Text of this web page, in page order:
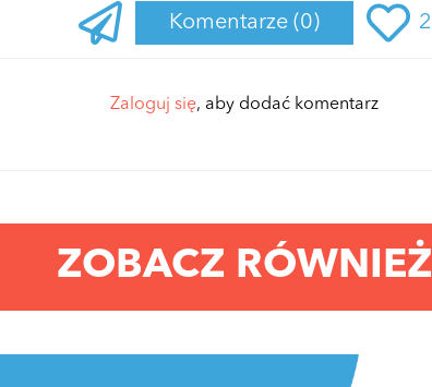
Komentarze (0) 2
Zaloguj się, aby dodać komentarz
ZOBACZ RÓWNIEŻ